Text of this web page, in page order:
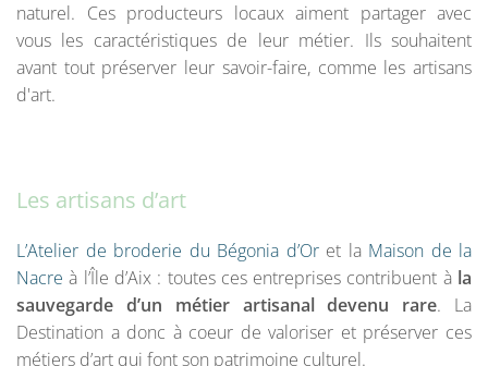
naturel. Ces producteurs locaux aiment partager avec
vous les caractéristiques de leur métier. Ils souhaitent
avant tout préserver leur savoir-faire, comme les artisans
d'art.
Les artisans d’art
L’Atelier de broderie du Bégonia d’Oret la Maison de la
Nacre à l’Île d’Aix : toutes ces entreprises contribuent à la
sauvegarde d’un métier artisanal devenu rare. La
Destination a donc à coeur de valoriser et préserver ces
métiers d’art qui font son patrimoine culturel.